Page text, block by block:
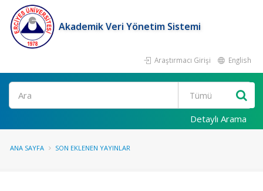
Akademik Veri Yönetim Sistemi
Araştırmacı Girişi English
Ara
Detaylı Arama
ANA SAYFA SON EKLENEN YAYINLAR